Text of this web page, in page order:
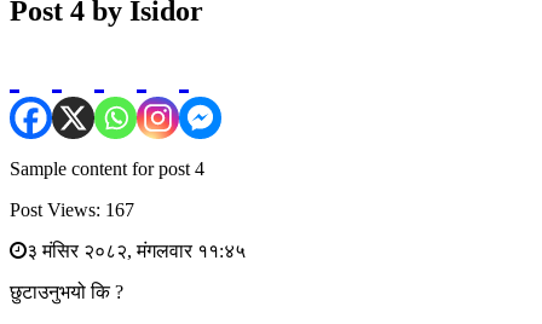
Post 4 by Isidor
Sample content for post 4
Post Views: 167
३ मंसिर २०८२, मंगलवार ११:४५
छुटाउनुभयो कि ?